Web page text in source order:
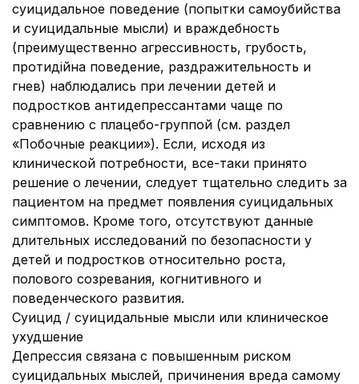
суицидальное поведение (попытки самоубийства
и суицидальные мысли) и враждебность
(преимущественно агрессивность, грубость,
протидійна поведение, раздражительность и
гнев) наблюдались при лечении детей и
подростков антидепрессантами чаще по
сравнению с плацебо-группой (см. раздел
«Побочные реакции»). Если, исходя из
клинической потребности, все-таки принято
решение о лечении, следует тщательно следить за
пациентом на предмет появления суицидальных
симптомов. Кроме того, отсутствуют данные
длительных исследований по безопасности у
детей и подростков относительно роста,
полового созревания, когнитивного и
поведенческого развития.
Суицид / суицидальные мысли или клиническое
ухудшение
Депрессия связана с повышенным риском
суицидальных мыслей, причинения вреда самому